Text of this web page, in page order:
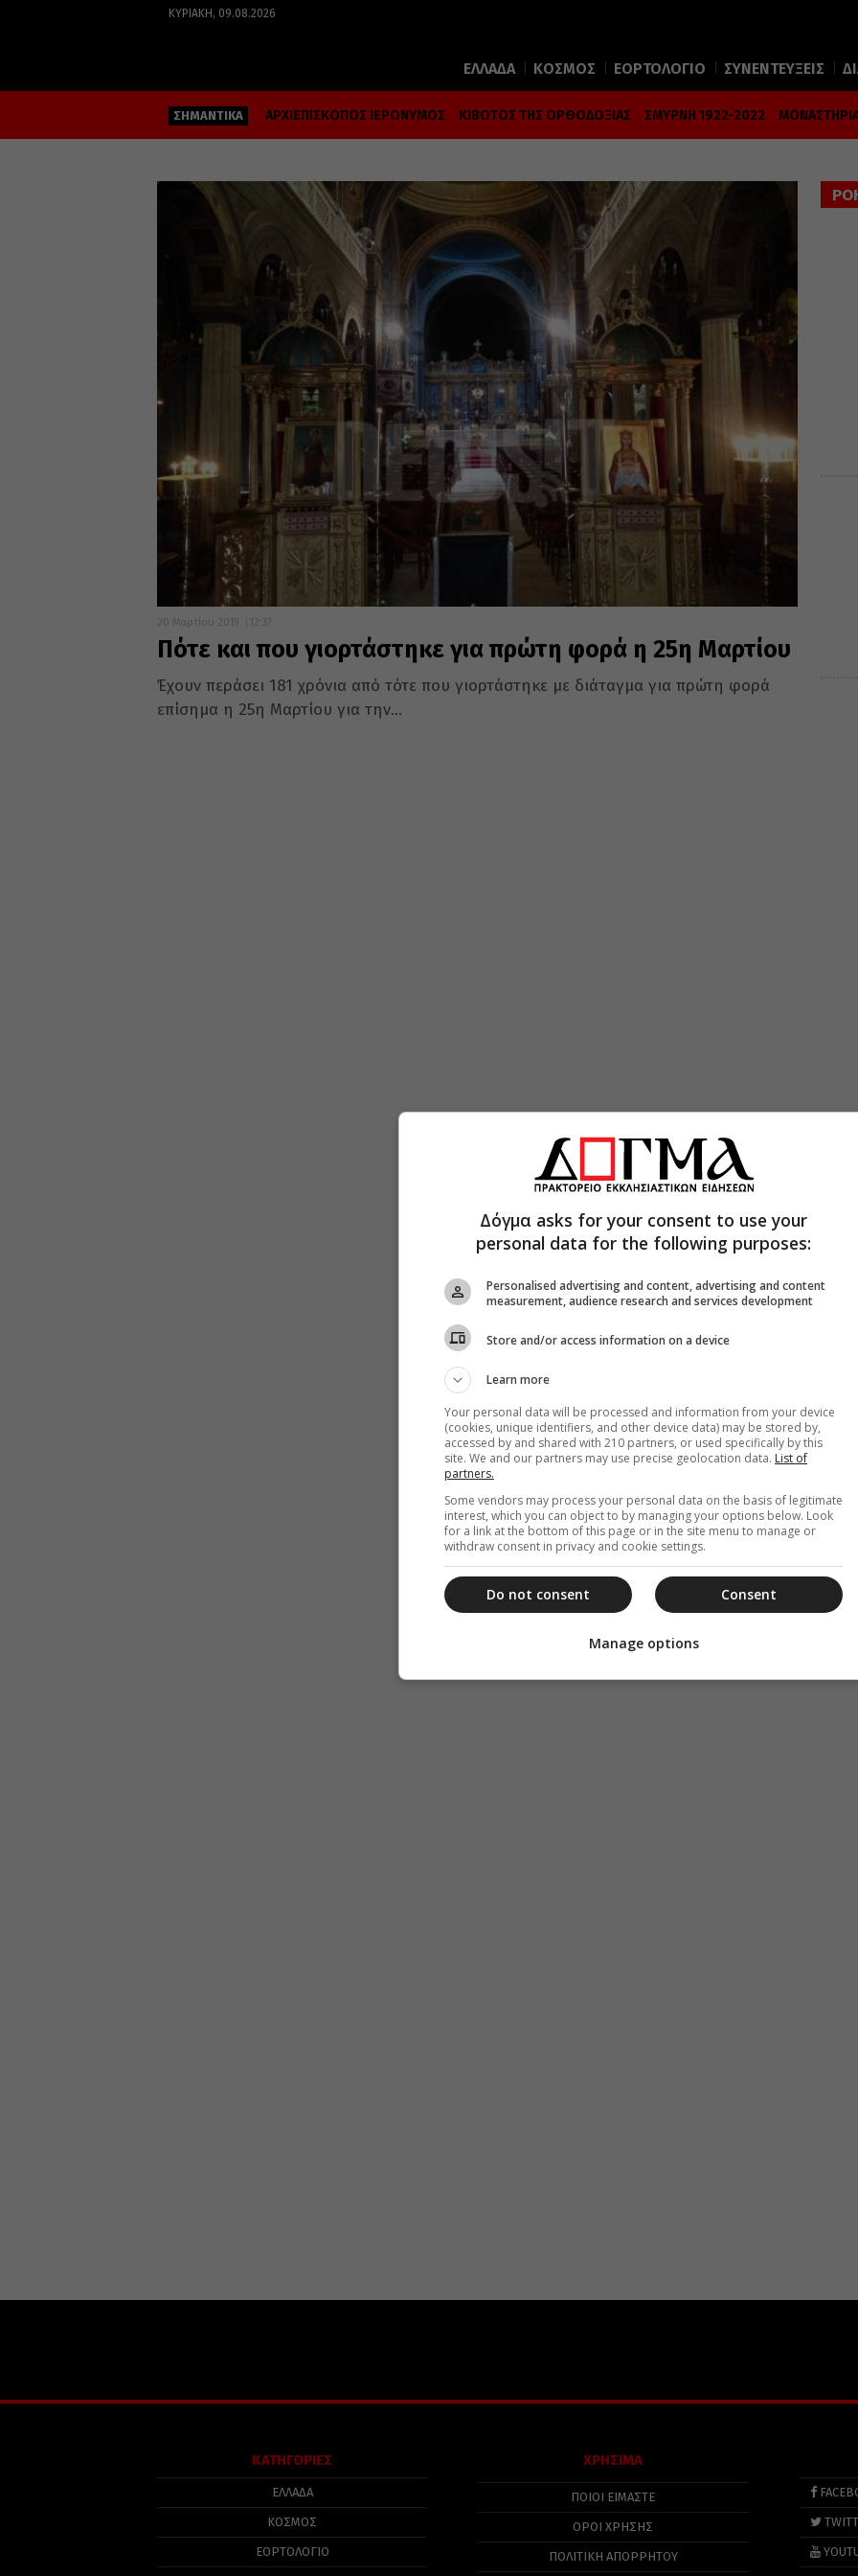
ΚΥΡΙΑΚΉ, 09.08.2026
ΕΛΛΑΔΑ ΚΟΣΜΟΣ ΕΟΡΤΟΛΟΓΙΟ ΣΥΝΕΝΤΕΥΞΕΙΣ
ΣΗΜΑΝΤΙΚΑ ΑΡΧΙΕΠΙΣΚΟΠΟΣ ΙΕΡΩΝΥΜΟΣ ΚΙΒΩΤΟΣ ΤΗΣ ΟΡΘΟΔΟΞΙΑΣ ΣΜΥΡΝΗ 1922-2022
20 Μαρτίου 2019 12:37
Πότε και που γιορτάστηκε για πρώτη φορά η 25η Μαρτίου
Έχουν περάσει 181 χρόνια από τότε που γιορτάστηκε με διάταγμα για πρώτη φορά
επίσημα η 25η Μαρτίου για την...
ΚΑΤΗΓΟΡΙΕΣ
ΕΛΛΑΔΑ
ΚΟΣΜΟΣ
ΕΟΡΤΟΛΟΓΙΟ
ΧΡΗΣΙΜΑ
ΠΟΙΟΙ ΕΙΜΑΣΤΕ
ΟΡΟΙ ΧΡΗΣΗΣ
ΠΟΛΙΤΙΚΉ ΑΠΟΡΡΉΤΟΥ
Δόγμα asks for your consent to use your
personal data for the following purposes:
Personalised advertising and content, advertising and content
measurement, audience research and services development
Store and/or access information on a device
Learn more
Your personal data will be processed and information from your device
(cookies, unique identifiers, and other device data) may be stored by,
accessed by and shared with 210 partners, or used specifically by this
site. We and our partners may use precise geolocation data. List of
partners.
Some vendors may process your personal data on the basis of legitimate
interest, which you can object to by managing your options below. Look
for a link at the bottom of this page or in the site menu to manage or
withdraw consent in privacy and cookie settings.
Consent
Do not consent
Manage options